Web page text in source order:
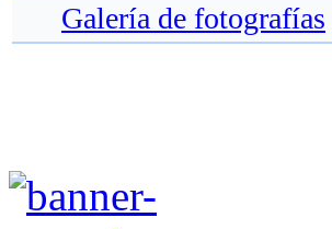
Galería de fotografías